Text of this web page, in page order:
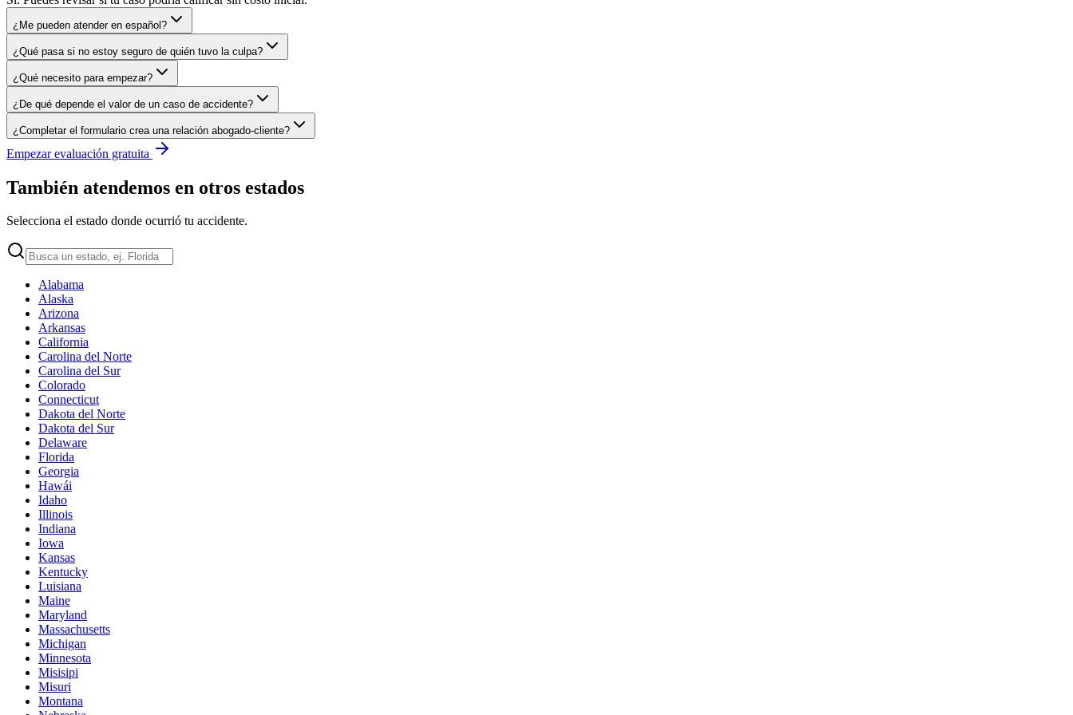
¿Me pueden atender en español?
¿Qué pasa si no estoy seguro de quién tuvo la culpa?
¿Qué necesito para empezar?
¿De qué depende el valor de un caso de accidente?
¿Completar el formulario crea una relación abogado-cliente?
Empezar evaluación gratuita
También atendemos en otros estados
Selecciona el estado donde ocurrió tu accidente.
Alabama
Alaska
Arizona
Arkansas
California
Carolina del Norte
Carolina del Sur
Colorado
Connecticut
Dakota del Norte
Dakota del Sur
Delaware
Florida
Georgia
Hawái
Idaho
Illinois
Indiana
Iowa
Kansas
Kentucky
Luisiana
Maine
Maryland
Massachusetts
Michigan
Minnesota
Misisipi
Misuri
Montana